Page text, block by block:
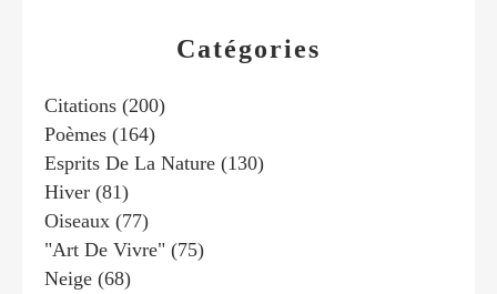
Catégories
Citations (200)
Poèmes (164)
Esprits De La Nature (130)
Hiver (81)
Oiseaux (77)
"art De Vivre" (75)
Neige (68)